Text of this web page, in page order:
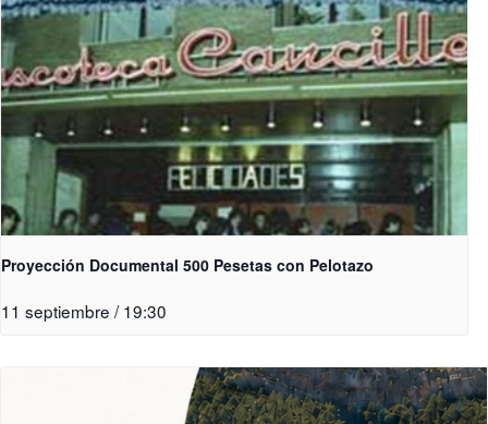
Proyección Documental 500 Pesetas con Pelotazo
11 septiembre / 19:30